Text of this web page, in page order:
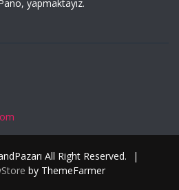
yapmaktayız.
All Right Reserved.
|
by ThemeFarmer